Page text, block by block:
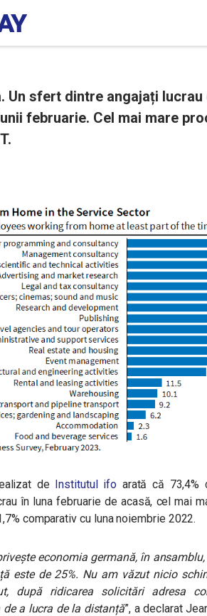
Un sfert dintre angajați
februarie. Cel mai mare
de Institutul ifo arată că 73,4%
în luna februarie de acasă, cel mai
comparativ cu luna noiembrie 2022.
economia germană, în
este de 25%. Nu am văzut nicio
după ridicarea solicitări adresa
a lucra de la distanță”, a declarat